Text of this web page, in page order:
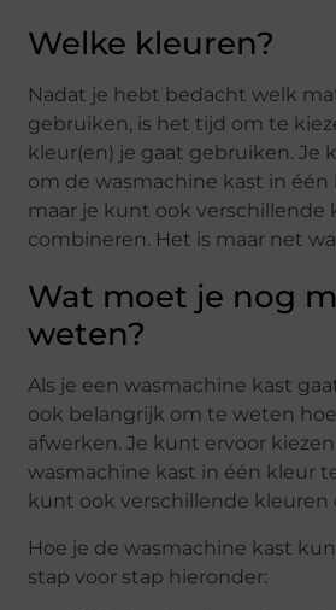
Welke kleuren?
Nadat je hebt bedacht welk
gebruiken, is het tijd om te
kleur(en) je gaat gebruiken. Je
om de wasmachine kast in één
maar je kunt ook verschillende
combineren. Het is maar net
Wat moet je nog
weten?
Als je een wasmachine kast
ook belangrijk om te weten
afwerken. Je kunt ervoor
wasmachine kast in één kleur
kunt ook verschillende kleuren
Hoe je de wasmachine kast
stap voor stap hieronder: